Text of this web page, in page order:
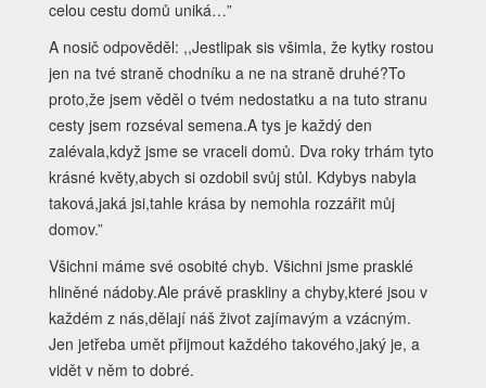
celou cestu domů uniká…”
A nosič odpověděl: ,,Jestlipak sis všimla, že kytky rostou
jen na tvé straně chodníku a ne na straně druhé?To
proto,že jsem věděl o tvém nedostatku a na tuto stranu
cesty jsem rozséval semena.A tys je každý den
zalévala,když jsme se vraceli domů. Dva roky trhám tyto
krásné květy,abych si ozdobil svůj stůl. Kdybys nabyla
taková,jaká jsi,tahle krása by nemohla rozzářit můj
domov.”
Všichni máme své osobité chyb. Všichni jsme prasklé
hliněné nádoby.Ale právě praskliny a chyby,které jsou v
každém z nás,dělají náš život zajímavým a vzácným.
Jen jetřeba umět přijmout každého takového,jaký je, a
vidět v něm to dobré.